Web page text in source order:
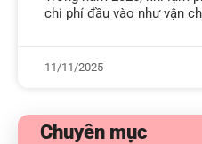
chi phí đầu vào như vận
11/11/2025
Chuyên mục